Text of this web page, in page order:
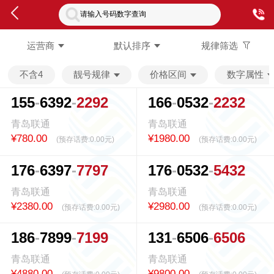
请输入号码数字查询
运营商 默认排序 规律筛选
不含4 靓号规律 价格区间 数字属性
155 6392 2292
青岛联通
¥780.00 (预存话费:0.00元)
166 0532 2232
青岛联通
¥1980.00 (预存话费:0.00元)
176 6397 7797
青岛联通
¥2380.00 (预存话费:0.00元)
176 0532 5432
青岛联通
¥2980.00 (预存话费:0.00元)
186 7899 7199
青岛联通
131 6506 6506
青岛联通